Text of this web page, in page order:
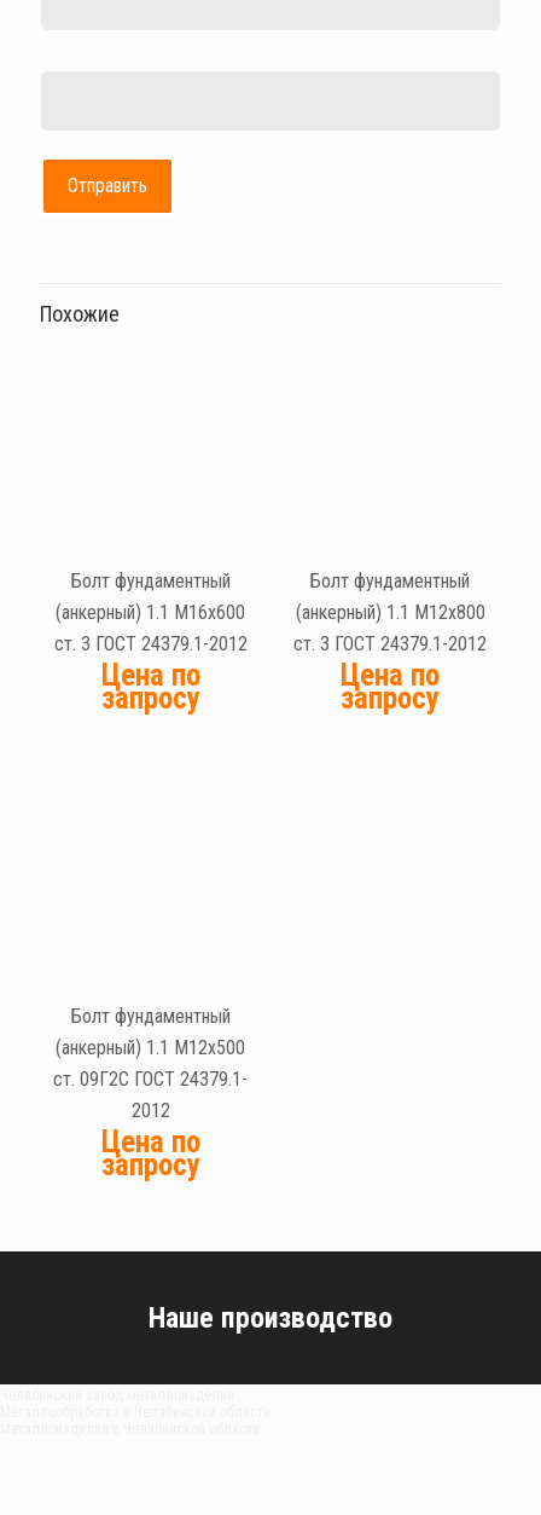
Похожие
Болт фундаментный
(анкерный) 1.1 М16х600
ст. 3 ГОСТ 24379.1-2012
Цена по
запросу
Болт фундаментный
(анкерный) 1.1 М12х800
ст. 3 ГОСТ 24379.1-2012
Цена по
запросу
Болт фундаментный
(анкерный) 1.1 М12х500
ст. 09Г2С ГОСТ 24379.1-
2012
Цена по
запросу
Наше производство